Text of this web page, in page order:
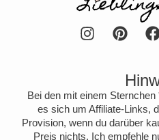
Bei den mit einem
es sich um Affiliate-Links,
Provision, wenn du darüber
Preis nichts. Ich empfehle